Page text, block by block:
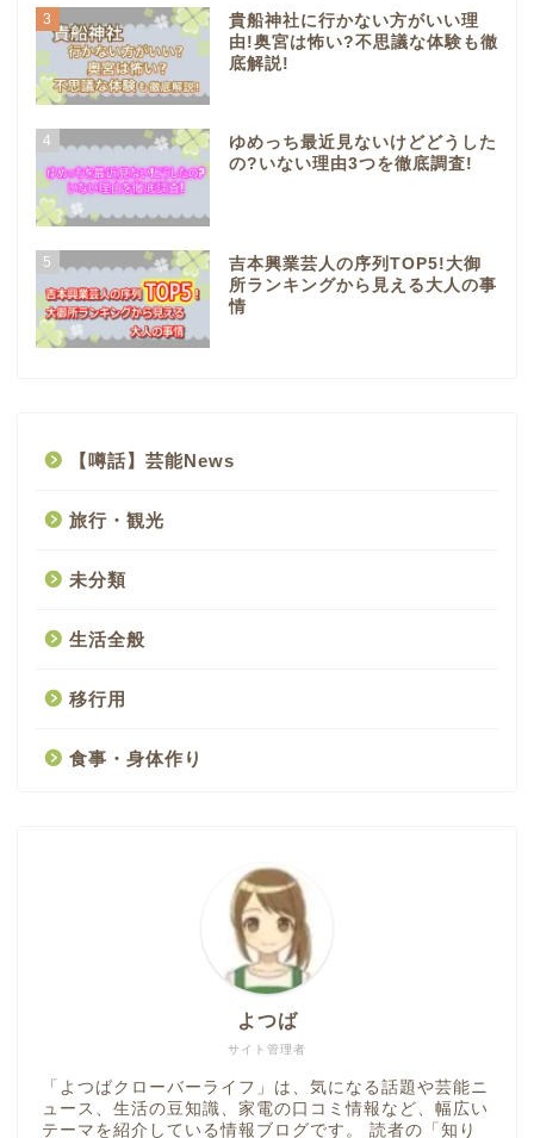
3
貴船神社に行かない方がいい理
由!奥宮は怖い?不思議な体験も徹
底解説!
4
ゆめっち最近見ないけどどうした
の?いない理由3つを徹底調査!
5
吉本興業芸人の序列TOP5!大御
所ランキングから見える大人の事
情
【噂話】芸能News
旅行・観光
未分類
生活全般
移行用
食事・身体作り
サイト管理者
よつば
「よつばクローバーライフ」は、気になる話題や芸能ニ
ュース、生活の豆知識、家電の口コミ情報など、幅広い
テーマを紹介している情報ブログです。 読者の「知り